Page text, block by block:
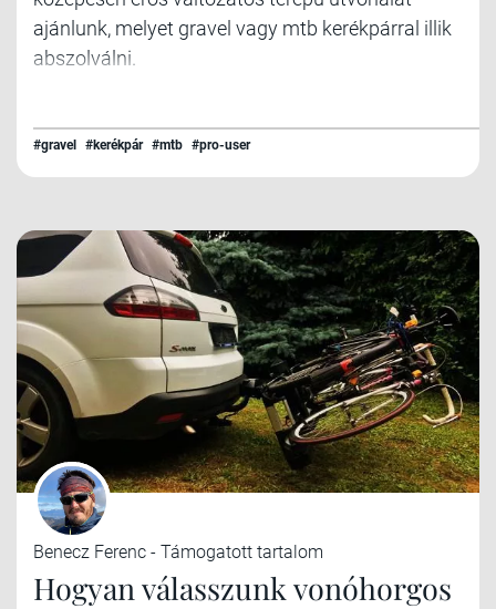
ajánlunk, melyet gravel vagy mtb kerékpárral illik
abszolválni.
#gravel #kerékpár #mtb #pro-user
Benecz Ferenc - Támogatott tartalom
Hogyan válasszunk vonóhorgos